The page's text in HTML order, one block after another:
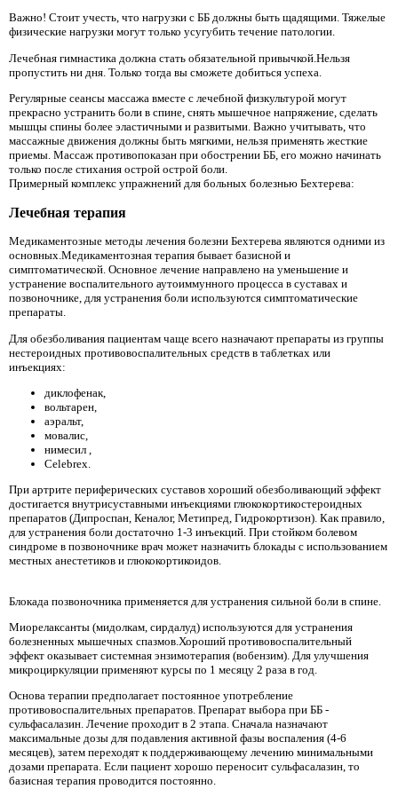
Важно! Стоит учесть, что нагрузки с ББ должны быть щадящими. Тяжелые
физические нагрузки могут только усугубить течение патологии.
Лечебная гимнастика должна стать обязательной привычкой.Нельзя
пропустить ни дня. Только тогда вы сможете добиться успеха.
Регулярные сеансы массажа вместе с лечебной физкультурой могут
прекрасно устранить боли в спине, снять мышечное напряжение, сделать
мышцы спины более эластичными и развитыми. Важно учитывать, что
массажные движения должны быть мягкими, нельзя применять жесткие
приемы. Массаж противопоказан при обострении ББ, его можно начинать
только после стихания острой острой боли.
Примерный комплекс упражнений для больных болезнью Бехтерева:
Лечебная терапия
Медикаментозные методы лечения болезни Бехтерева являются одними из
основных.Медикаментозная терапия бывает базисной и
симптоматической. Основное лечение направлено на уменьшение и
устранение воспалительного аутоиммунного процесса в суставах и
позвоночнике, для устранения боли используются симптоматические
препараты.
Для обезболивания пациентам чаще всего назначают препараты из группы
нестероидных противовоспалительных средств в таблетках или
инъекциях:
диклофенак,
вольтарен,
аэральт,
мовалис,
нимесил ,
Celebrex.
При артрите периферических суставов хороший обезболивающий эффект
достигается внутрисуставными инъекциями глюкокортикостероидных
препаратов (Дипроспан, Кеналог, Метипред, Гидрокортизон). Как правило,
для устранения боли достаточно 1-3 инъекций. При стойком болевом
синдроме в позвоночнике врач может назначить блокады с использованием
местных анестетиков и глюкокортикоидов.
Блокада позвоночника применяется для устранения сильной боли в спине.
Миорелаксанты (мидолкам, сирдалуд) используются для устранения
болезненных мышечных спазмов.Хороший противовоспалительный
эффект оказывает системная энзимотерапия (вобензим). Для улучшения
микроциркуляции применяют курсы по 1 месяцу 2 раза в год.
Основа терапии предполагает постоянное употребление
противовоспалительных препаратов. Препарат выбора при ББ -
сульфасалазин. Лечение проходит в 2 этапа. Сначала назначают
максимальные дозы для подавления активной фазы воспаления (4-6
месяцев), затем переходят к поддерживающему лечению минимальными
дозами препарата. Если пациент хорошо переносит сульфасалазин, то
базисная терапия проводится постоянно.